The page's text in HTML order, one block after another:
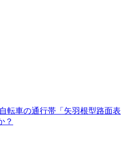
自転車の通行帯「矢羽根型路面表
？